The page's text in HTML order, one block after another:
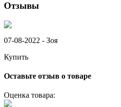
Отзывы
07-08-2022 - Зоя
Купить
Оставьте отзыв о товаре
Оценка товара: